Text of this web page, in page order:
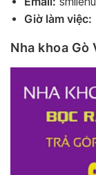
Giờ làm việc:
Nha khoa Gò